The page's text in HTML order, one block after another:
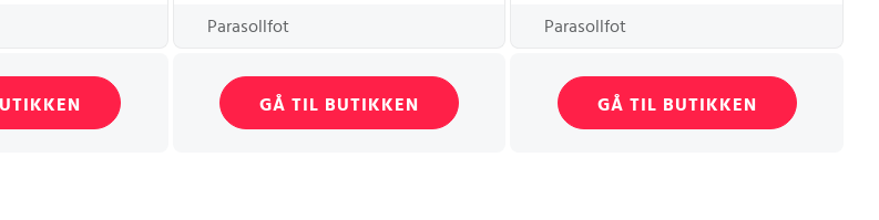
Parasollfot Parasollfot
GÅ TIL BUTIKKEN GÅ TIL BUTIKKEN